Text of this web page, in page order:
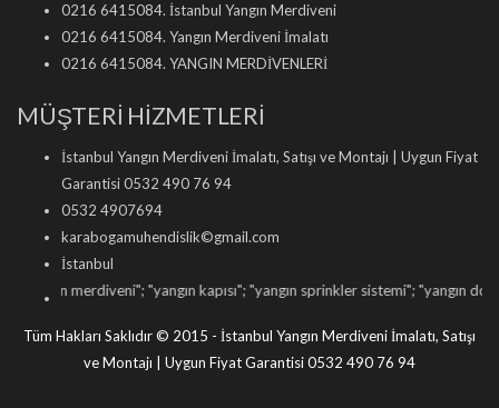
0216 6415084. İstanbul Yangın Merdiveni
0216 6415084. Yangın Merdiveni İmalatı
0216 6415084. YANGIN MERDİVENLERİ
MÜŞTERİ HİZMETLERİ
İstanbul Yangın Merdiveni İmalatı, Satışı ve Montajı | Uygun Fiyat
Garantisi 0532 490 76 94
0532 4907694
karabogamuhendislik©gmail.com
İstanbul
merdiveni"; "yangın kapısı"; "yangın sprinkler sistemi"; "yangın dolabı
Tüm Hakları Saklıdır © 2015 - İstanbul Yangın Merdiveni İmalatı, Satışı
ve Montajı | Uygun Fiyat Garantisi 0532 490 76 94